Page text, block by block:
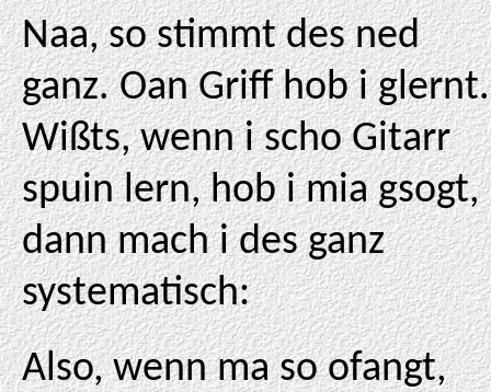
Naa, so stimmt des ned
ganz. Oan Griff hob i glernt.
Wißts, wenn i scho Gitarr
spuin lern, hob i mia gsogt,
dann mach i des ganz
systematisch:
Also, wenn ma so ofangt,